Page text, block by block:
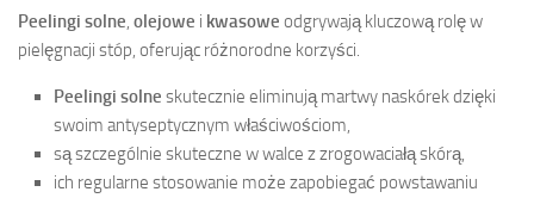
Peelingi solne, olejowe i kwasowe odgrywają kluczową rolę w
pielęgnacji stóp, oferując różnorodne korzyści.
Peelingi solne skutecznie eliminują martwy naskórek dzięki
swoim antyseptycznym właściwościom,
są szczególnie skuteczne w walce z zrogowaciałą skórą,
ich regularne stosowanie może zapobiegać powstawaniu